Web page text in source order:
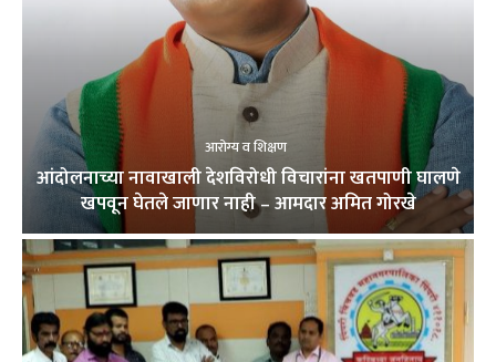
आरोग्य व शिक्षण
आंदोलनाच्या नावाखाली देशविरोधी विचारांना खतपाणी घालणे
खपवून घेतले जाणार नाही – आमदार अमित गोरखे